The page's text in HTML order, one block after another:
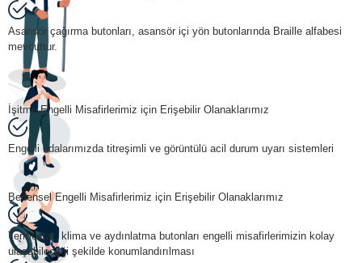
Asansör çağırma butonları, asansör içi yön butonlarında Braille alfabesi
mevcuttur.
İşitme Engelli Misafirlerimiz için Erişebilir Olanaklarımız
Engelli odalarımızda titreşimli ve görüntülü acil durum uyarı sistemleri
Bedensel Engelli Misafirlerimiz için Erişebilir Olanaklarımız
Termostat, klima ve aydınlatma butonları engelli misafirlerimizin kolay
ulaşabileceği şekilde konumlandırılması